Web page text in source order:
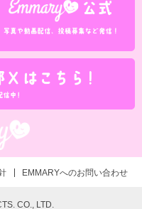
EMMARYへのお問い合わせ
CO., LTD.